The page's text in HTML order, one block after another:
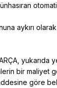
aykırı
bir maliyet
göre